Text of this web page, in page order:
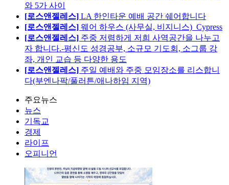
와 5가 사이
[로스앤젤레스] LA 한인타운 예배 공간 쉐어합니다
[로스앤젤레스] 웨어 하우스 (사무실, 비지니스)_Cypress
[로스앤젤레스] 주중 저렴하게 저희 사역공간을 나누고
자 합니다.-평신도 성경공부, 소규모 기도회, 소그룹 강
좌, 개인 교습 등 다양한 용도
[로스앤젤레스] 주일 예배와 주중 모임장소를 리스합니
다(부엔나팍/풀러튼/애나하임 지역)
주요뉴스
뉴스
기독교
경제
라이프
오피니언